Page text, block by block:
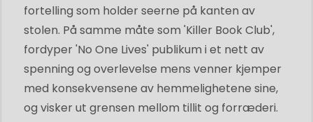
fortelling som holder seerne på kanten av
stolen. På samme måte som 'Killer Book Club',
fordyper 'No One Lives' publikum i et nett av
spenning og overlevelse mens venner kjemper
med konsekvensene av hemmelighetene sine,
og visker ut grensen mellom tillit og forræderi.